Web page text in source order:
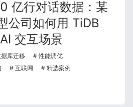
亿行对话数据：某
公司如何用 TiDB
交互场景
库迁移
性能调优
互联网 精选案例